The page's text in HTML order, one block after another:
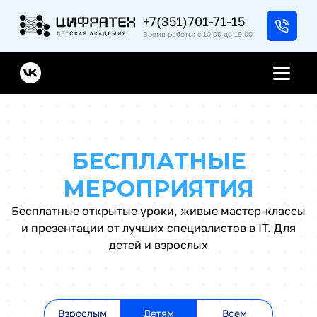
+7(351)701-71-15
Время работы: с 10:00 до 19:00
Программы
Джуниор (Junior)
Каникулы
БЕСПЛАТНЫЕ
МЕРОПРИЯТИЯ
Бесплатные открытые уроки, живые мастер-классы
и презентации от лучших специалистов в IT. Для
детей и взрослых
Взрослым Детям Всем